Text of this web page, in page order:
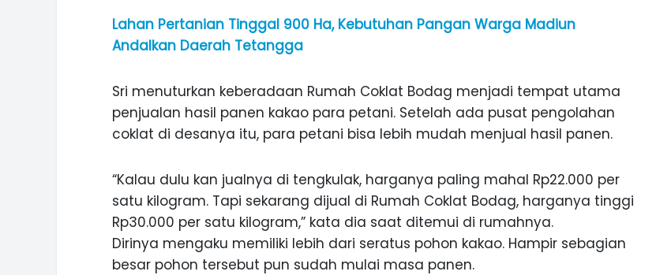
Lahan Pertanian Tinggal 900 Ha, Kebutuhan Pangan Warga Madiun
Andalkan Daerah Tetangga
Sri menuturkan keberadaan Rumah Coklat Bodag menjadi tempat utama
penjualan hasil panen kakao para petani. Setelah ada pusat pengolahan
coklat di desanya itu, para petani bisa lebih mudah menjual hasil panen.
“Kalau dulu kan jualnya di tengkulak, harganya paling mahal Rp22.000 per
satu kilogram. Tapi sekarang dijual di Rumah Coklat Bodag, harganya tinggi
Rp30.000 per satu kilogram,” kata dia saat ditemui di rumahnya.
Dirinya mengaku memiliki lebih dari seratus pohon kakao. Hampir sebagian
besar pohon tersebut pun sudah mulai masa panen.
MANIS, LEGIT, DAN PAHIT, NIKMATNYA
DURIAN SEGULUNG MADIUN
ANAK-ANAK BOJONEGORO DAN
NGANJUK SEKOLAH DI SMPN SARADAN
SEJAK 1996